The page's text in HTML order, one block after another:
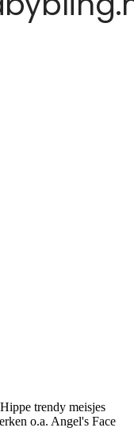
trendy meisjes
o.a. Angel's Face